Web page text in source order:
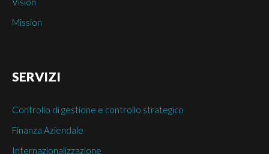
Mission
SERVIZI
Controllo di gestione e controllo strategico
Finanza Aziendale
Internazionalizzazione